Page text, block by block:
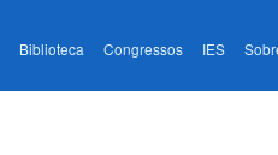
Biblioteca Congressos IES